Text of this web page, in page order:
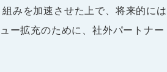
みを加速させた上で、将来的には
ー拡充のために、社外パートナー